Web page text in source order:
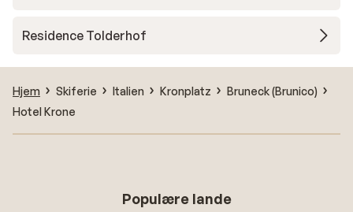
Residence Tolderhof
Hjem Skiferie Italien Kronplatz
Bruneck (Brunico)
Hotel Krone
Populære lande